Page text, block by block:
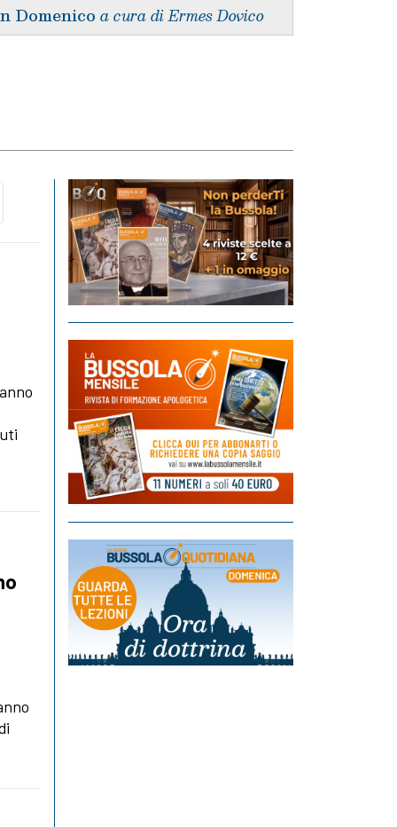
Domenico a cura di Ermes Dovico